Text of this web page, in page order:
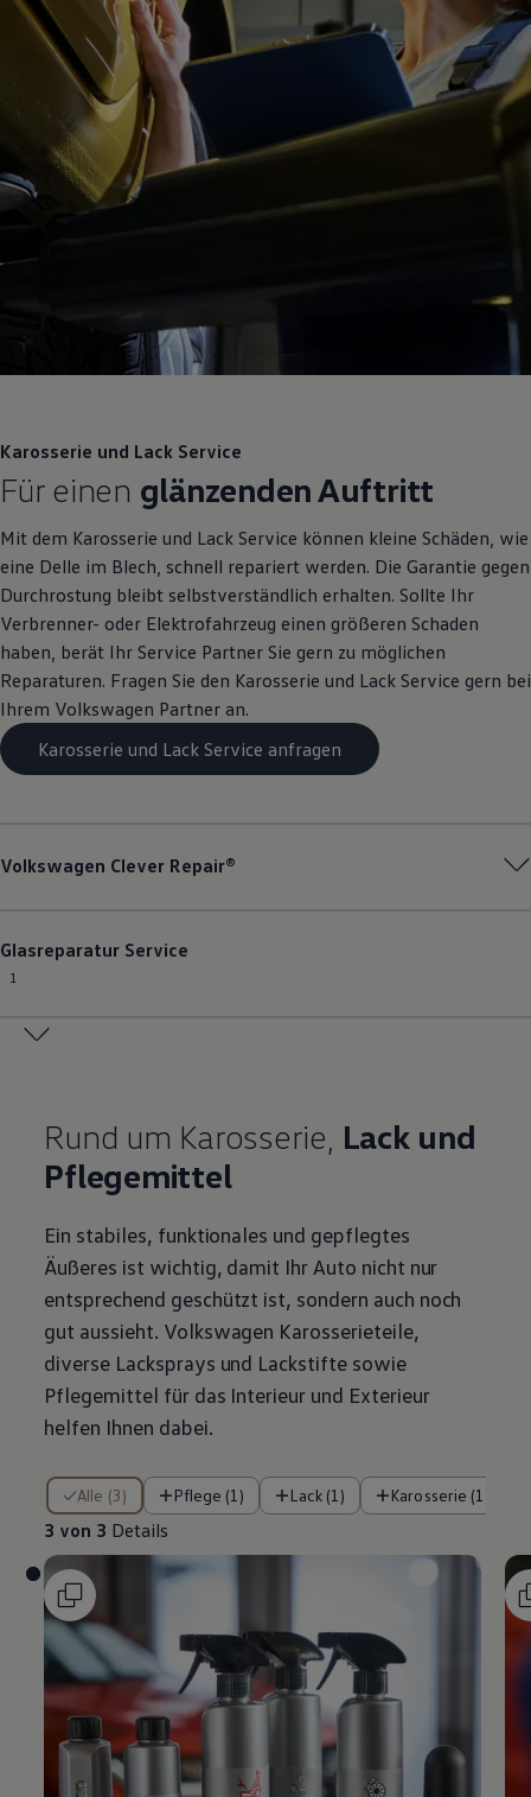
Karosserie und Lack Service
Für einen glänzenden Auftritt
Mit dem Karosserie und Lack Service können kleine Schäden, wie
eine Delle im Blech, schnell repariert werden. Die Garantie gegen
Durchrostung bleibt selbstverständlich erhalten. Sollte Ihr
Verbrenner- oder Elektrofahrzeug einen größeren Schaden
haben, berät Ihr Service Partner Sie gern zu möglichen
Reparaturen. Fragen Sie den Karosserie und Lack Service gern bei
Ihrem Volkswagen Partner an.
Karosserie und Lack Service anfragen
Volkswagen Clever Repair®
Glasreparatur Service
1
Rund um Karosserie, Lack und
Pflegemittel
Ein stabiles, funktionales und gepflegtes
Äußeres ist wichtig, damit Ihr Auto nicht nur
entsprechend geschützt ist, sondern auch noch
gut aussieht. Volkswagen Karosserieteile,
diverse Lacksprays und Lackstifte sowie
Pflegemittel für das Interieur und Exterieur
helfen Ihnen dabei.
Alle (3) Pflege (1) Lack (1) Karosserie (1)
3 von 3 Details
3 von 3 Details